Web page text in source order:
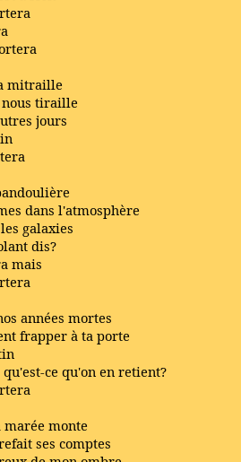
mitraille
tiraille
jours
dans l'atmosphère
galaxies
dis?
mais
années mortes
frapper à ta porte
qu'est-ce qu'on en retient?
marée monte
ses comptes